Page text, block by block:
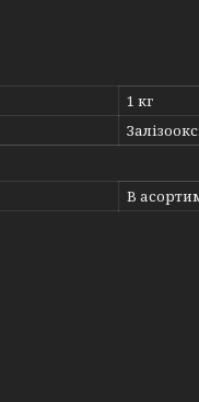
1 кг
В